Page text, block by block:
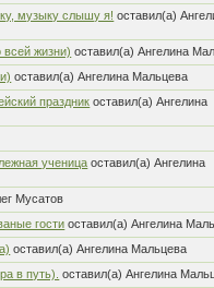
музыку слышу я! оставил(а)
жизни) оставил(а) Ангелина
оставил(а) Ангелина Мальцева
праздник оставил(а) Ангелина
ученица оставил(а) Ангелина
Мусатов
гости оставил(а) Ангелина
оставил(а) Ангелина Мальцева
в путь).
оставил(а) Ангелина